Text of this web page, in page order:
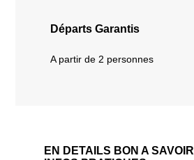
Départs Garantis
A partir de 2 personnes
EN DETAILS BON A SAVOIR